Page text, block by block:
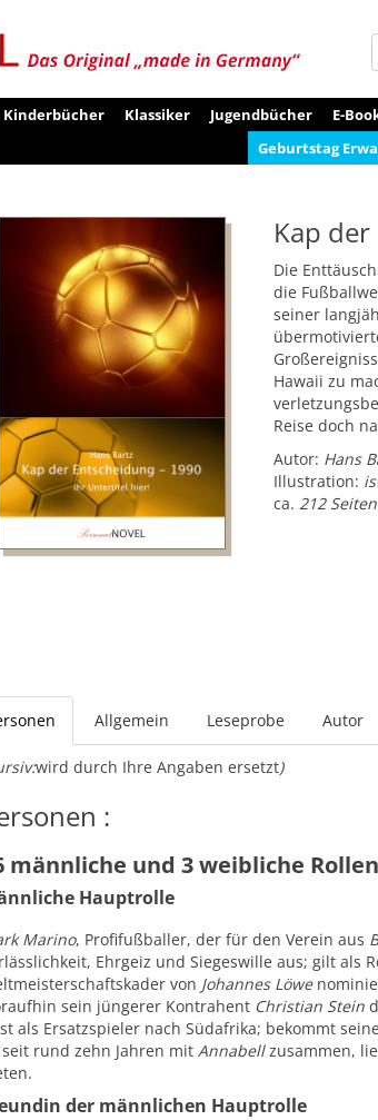
Kinderbücher Klassiker Jugendbücher
E-
Geburtstag
Kap
Die
die
seiner
Hawaii zu
Reise doch
Autor: Hans
Illustration:
ca. 212 Seiten
Allgemein Leseprobe Autor
wird durch Ihre Angaben ersetzt)
:
männliche und 3 weibliche Rollen
Hauptrolle
Marino, Profifußballer, der für den Verein aus
Ehrgeiz und Siegeswille aus; gilt
von Johannes Löwe
sein jüngerer Kontrahent Christian Stein
als Ersatzspieler nach Südafrika; bekommt
rund zehn Jahren mit Annabellzusammen,
der männlichen Hauptrolle